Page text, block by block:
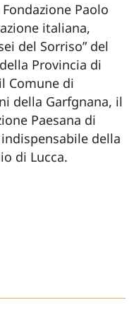
Paolo
italiana,
del Sorriso” del
Provincia di
Comune di
della Garfgnana, il
Paesana di
della
di Lucca.